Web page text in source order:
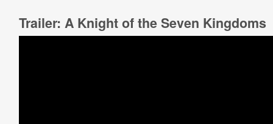
Trailer: A Knight of the Seven Kingdoms